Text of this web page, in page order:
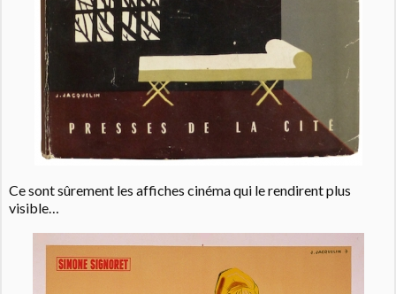
Ce sont sûrement les affiches cinéma qui le rendirent plus
visible…